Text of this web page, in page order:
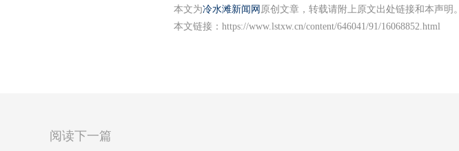
本文为冷水滩新闻网 原创文章，转载请附上原文出处链接和本声明。
本文链接： https://www.lstxw.cn/content/646041/91/16068852.html
阅读下一篇